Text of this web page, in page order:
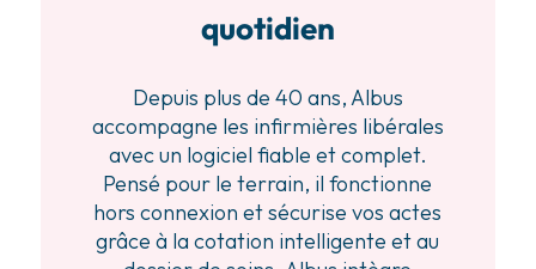
quotidien
Depuis plus de 40 ans, Albus
accompagne les infirmières libérales
avec un logiciel fiable et complet.
Pensé pour le terrain, il fonctionne
hors connexion et sécurise vos actes
grâce à la cotation intelligente et au